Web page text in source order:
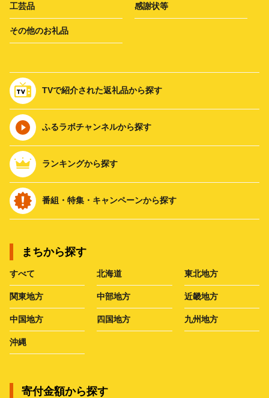
工芸品 感謝状等
その他のお礼品
TVで紹介された返礼品から探す
ふるラボチャンネルから探す
ランキングから探す
番組・特集・キャンペーンから探す
まちから探す
すべて 北海道 東北地方
関東地方 中部地方 近畿地方
中国地方 四国地方 九州地方
沖縄
寄付金額から探す